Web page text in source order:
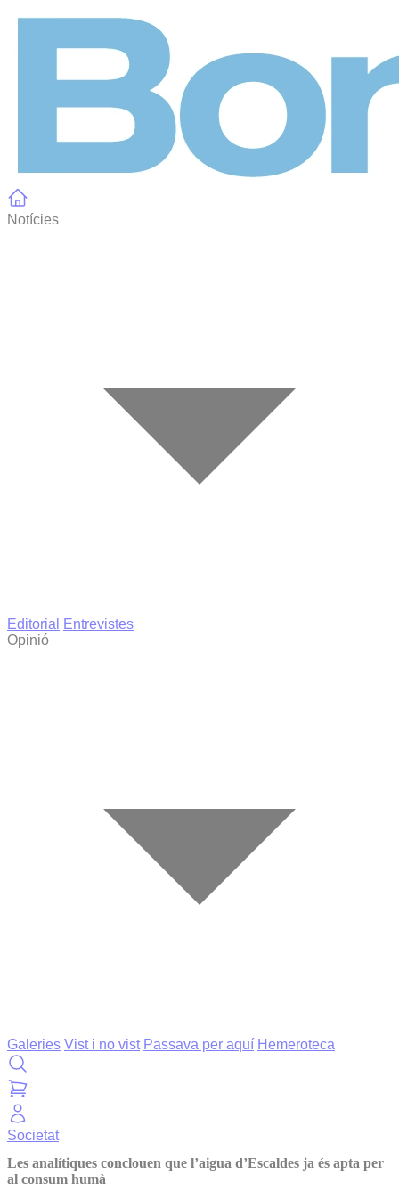
Notícies
Editorial
Entrevistes
Opinió
Galeries Vist i no vist Passava per aquí Hemeroteca
Societat
Les analítiques conclouen que l’aigua d’Escaldes ja és apta per
al consum humà